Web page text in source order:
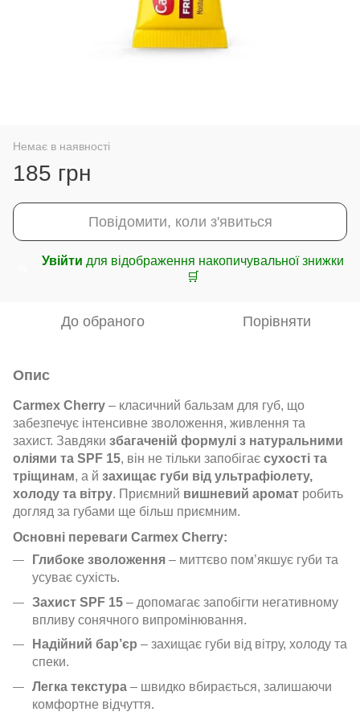
Немає в наявності
185 грн
Повідомити, коли з'явиться
Увійти для відображення накопичувальної знижки
🛒
До обраного Порівняти
Опис
Carmex Cherry – класичний бальзам для губ, що
забезпечує інтенсивне зволоження, живлення та
захист. Завдяки збагаченій формулі з натуральними
оліями та SPF 15, він не тільки запобігає сухості та
тріщинам, а й захищає губи від ультрафіолету,
холоду та вітру. Приємний вишневий аромат робить
догляд за губами ще більш приємним.
Основні переваги Carmex Cherry:
Глибоке зволоження – миттєво пом’якшує губи та
усуває сухість.
Захист SPF 15 – допомагає запобігти негативному
впливу сонячного випромінювання.
Надійний бар’єр – захищає губи від вітру, холоду та
спеки.
Легка текстура – швидко вбирається, залишаючи
комфортне відчуття.